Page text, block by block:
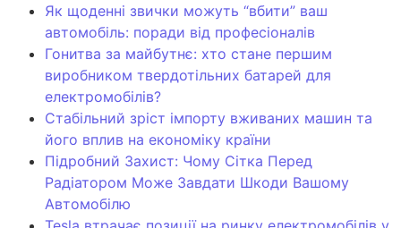
Як щоденні звички можуть “вбити” ваш
автомобіль: поради від професіоналів
Гонитва за майбутнє: хто стане першим
виробником твердотільних батарей для
електромобілів?
Стабільний зріст імпорту вживаних машин та
його вплив на економіку країни
Підробний Захист: Чому Сітка Перед
Радіатором Може Завдати Шкоди Вашому
Автомобілю